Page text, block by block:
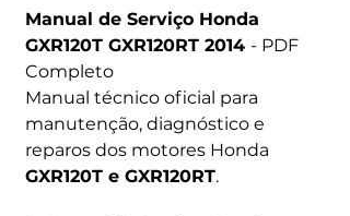
Manual de Serviço Honda
GXR120T GXR120RT 2014 - PDF
Completo
Manual técnico oficial para
manutenção, diagnóstico e
reparos dos motores Honda
GXR120T e GXR120RT.